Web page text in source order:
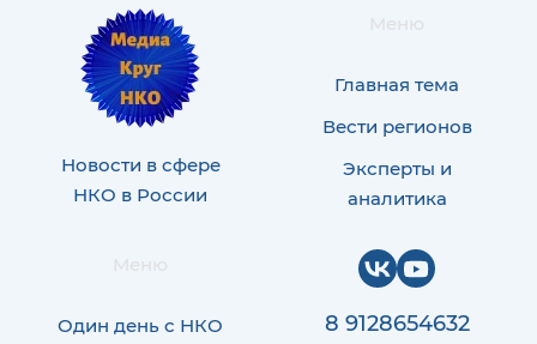
Новости в сфере
НКО в России
Меню
Главная тема
Вести регионов
Эксперты и
аналитика
Меню
Один день с НКО
8 9128654632